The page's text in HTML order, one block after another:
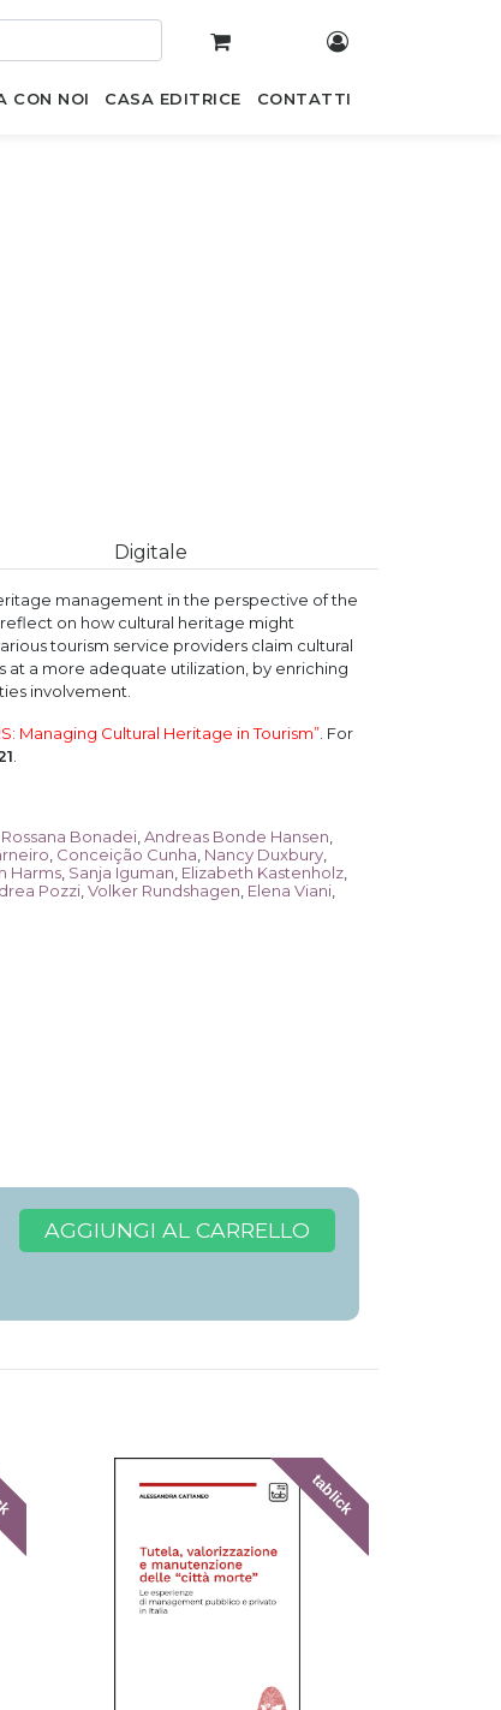
CON NOI CASA EDITRICE CONTATTI
Digitale
management in the perspective of the
on how cultural heritage might
tourism service providers claim cultural
a more adequate utilization, by enriching
involvement.
Managing Cultural Heritage in Tourism” . For
Rossana Bonadei Andreas Bonde Hansen
Conceição Cunha Nancy Duxbury
Harms Sanja Iguman Elizabeth Kastenholz
Pozzi Volker Rundshagen Elena Viani
AGGIUNGI AL CARRELLO
tablick